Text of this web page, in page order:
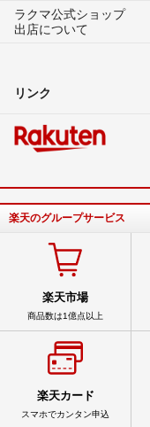
ラクマ公式ショップ
出店について
リンク
楽天のグループサービス
楽天市場
商品数は1億点以上
楽天カード
スマホでカンタン申込